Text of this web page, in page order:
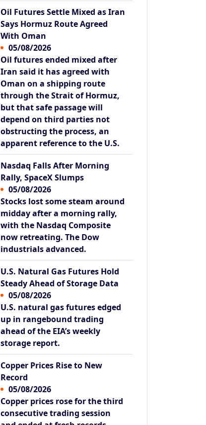
Oil Futures Settle Mixed as Iran
Says Hormuz Route Agreed
With Oman
05/08/2026
Oil futures ended mixed after
Iran said it has agreed with
Oman on a shipping route
through the Strait of Hormuz,
but that safe passage will
depend on third parties not
obstructing the process, an
apparent reference to the U.S.
Nasdaq Falls After Morning
Rally, SpaceX Slumps
05/08/2026
Stocks lost some steam around
midday after a morning rally,
with the Nasdaq Composite
now retreating. The Dow
industrials advanced.
U.S. Natural Gas Futures Hold
Steady Ahead of Storage Data
05/08/2026
U.S. natural gas futures edged
up in rangebound trading
ahead of the EIA’s weekly
storage report.
Copper Prices Rise to New
Record
05/08/2026
Copper prices rose for the third
consecutive trading session